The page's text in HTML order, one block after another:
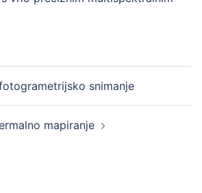
snimanje
mapiranje